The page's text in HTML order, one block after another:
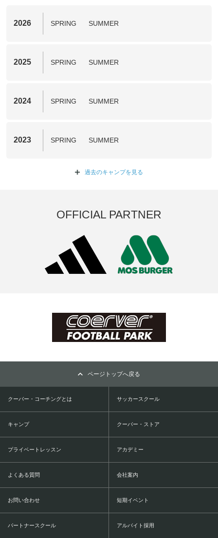
2026 SPRING SUMMER
2025 SPRING SUMMER
2024 SPRING SUMMER
2023 SPRING SUMMER
過去のキャンプを 見る
OFFICIAL PARTNER
ページトップへ戻る
クーバー・コーチングとは サッカースクール
キャンプ クーバー・ストア
プライベートレッスン アカデミー
よくある質問 会社案内
お問い合わせ 短期イベント
パートナースクール アルバイト採用